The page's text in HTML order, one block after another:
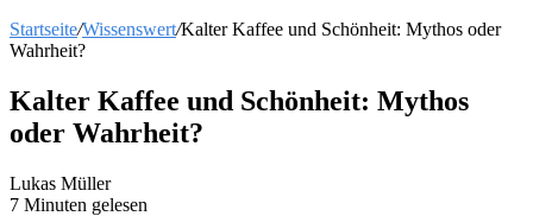
Startseite/Wissenswert/Kalter Kaffee und Schönheit: Mythos oder
Wahrheit?
Kalter Kaffee und Schönheit: Mythos
oder Wahrheit?
Lukas Müller
7 Minuten gelesen